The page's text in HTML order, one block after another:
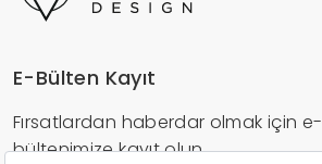
E-Bülten Kayıt
Fırsatlardan haberdar olmak için e-
bültenimize kayıt olun.